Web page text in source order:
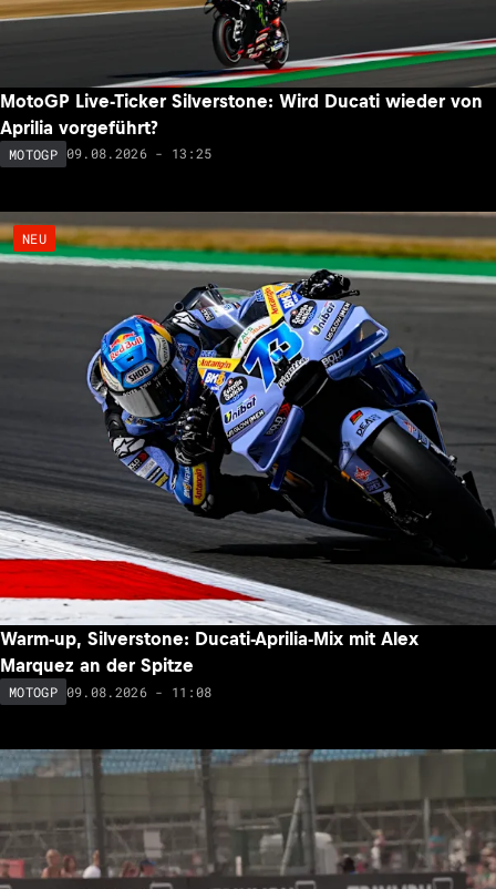
MotoGP Live-Ticker Silverstone: Wird Ducati wieder von
Aprilia vorgeführt?
MOTOGP 09.08.2026 - 13:25
NEU
Warm-up, Silverstone: Ducati-Aprilia-Mix mit Alex
Marquez an der Spitze
MOTOGP 09.08.2026 - 11:08